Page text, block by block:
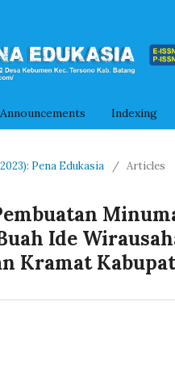
Announcements Indexing
Pena Edukasia / Articles
Ide
Kramat